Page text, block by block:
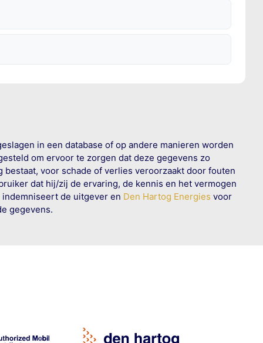
in een database of op andere manieren worden
om ervoor te zorgen dat deze gegevens zo
voor schade of verlies veroorzaakt door fouten
dat hij/zij de ervaring, de kennis en het vermogen
de uitgever en Den Hartog Energies voor
gegevens.